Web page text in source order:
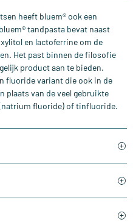
heeft bluem® ook een
tandpasta bevat naast
en lactoferrine om de
Het past binnen de filosofie
product aan te bieden.
fluoride variant die ook in de
van de veel gebruikte
fluoride) of tinfluoride.